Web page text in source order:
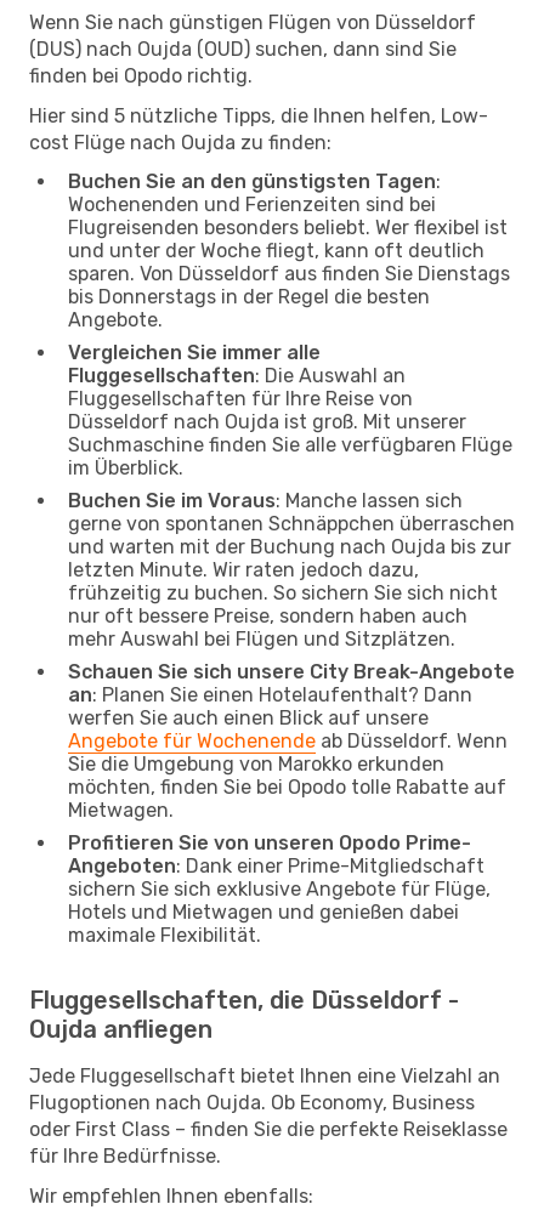
Wenn Sie nach günstigen Flügen von Düsseldorf
(DUS) nach Oujda (OUD) suchen, dann sind Sie
finden bei Opodo richtig.
Hier sind 5 nützliche Tipps, die Ihnen helfen, Low-
cost Flüge nach Oujda zu finden:
Buchen Sie an den günstigsten Tagen:
Wochenenden und Ferienzeiten sind bei
Flugreisenden besonders beliebt. Wer flexibel ist
und unter der Woche fliegt, kann oft deutlich
sparen. Von Düsseldorf aus finden Sie Dienstags
bis Donnerstags in der Regel die besten
Angebote.
Vergleichen Sie immer alle
Fluggesellschaften: Die Auswahl an
Fluggesellschaften für Ihre Reise von
Düsseldorf nach Oujda ist groß. Mit unserer
Suchmaschine finden Sie alle verfügbaren Flüge
im Überblick.
Buchen Sie im Voraus: Manche lassen sich
gerne von spontanen Schnäppchen überraschen
und warten mit der Buchung nach Oujda bis zur
letzten Minute. Wir raten jedoch dazu,
frühzeitig zu buchen. So sichern Sie sich nicht
nur oft bessere Preise, sondern haben auch
mehr Auswahl bei Flügen und Sitzplätzen.
Schauen Sie sich unsere City Break-Angebote
an: Planen Sie einen Hotelaufenthalt? Dann
werfen Sie auch einen Blick auf unsere
Angebote für Wochenende ab Düsseldorf. Wenn
Sie die Umgebung von Marokko erkunden
möchten, finden Sie bei Opodo tolle Rabatte auf
Mietwagen.
Profitieren Sie von unseren Opodo Prime-
Angeboten: Dank einer Prime-Mitgliedschaft
sichern Sie sich exklusive Angebote für Flüge,
Hotels und Mietwagen und genießen dabei
maximale Flexibilität.
Fluggesellschaften, die Düsseldorf -
Oujda anfliegen
Jede Fluggesellschaft bietet Ihnen eine Vielzahl an
Flugoptionen nach Oujda. Ob Economy, Business
oder First Class – finden Sie die perfekte Reiseklasse
für Ihre Bedürfnisse.
Wir empfehlen Ihnen ebenfalls: